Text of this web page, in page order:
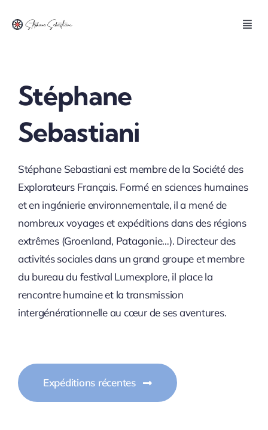
Expéditions
Réalisations
Stéphane Sebastiani
Blog
Stéphane
Sebastiani
Stéphane Sebastiani est membre de la Société des
Explorateurs Français. Formé en sciences humaines
et en ingénierie environnementale, il a mené de
nombreux voyages et expéditions dans des régions
extrêmes (Groenland, Patagonie…). Directeur des
activités sociales dans un grand groupe et membre
du bureau du festival Lumexplore, il place la
rencontre humaine et la transmission
intergénérationnelle au cœur de ses aventures.
Expéditions récentes